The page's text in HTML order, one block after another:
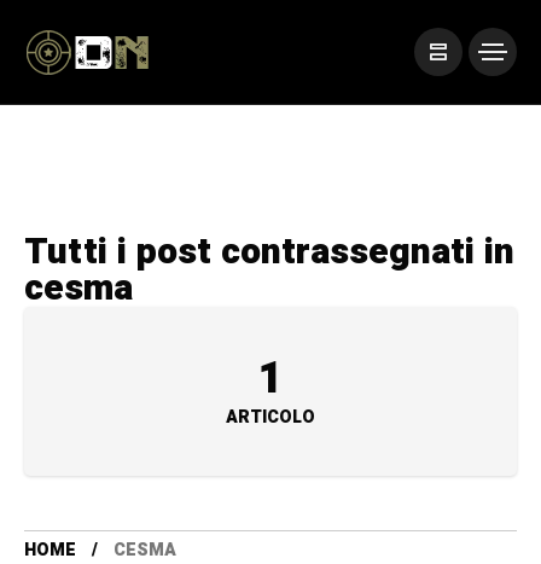
Tutti i post contrassegnati in
cesma
1
ARTICOLO
HOME CESMA